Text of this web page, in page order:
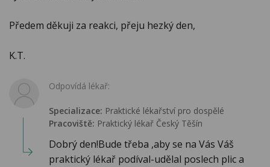
Předem děkuji za reakci, přeju hezký den,
K.T.
Odpovídá lékař:
Specializace: Praktické lékařství pro dospělé
Pracoviště: Praktický lékař Český Těšín
Dobrý den!Bude třeba ,aby se na Vás Váš
praktický lékař podíval-udělal poslech plic a